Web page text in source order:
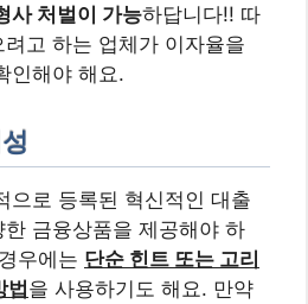
사 처벌이 가능하답니다!! 따
고 하는 업체가 이자율을
인해야 해요.
으로 등록된 혁신적인 대출
금융상품을 제공해야 하
우에는 단순 힌트 또는 고리
법을 사용하기도 해요. 만약